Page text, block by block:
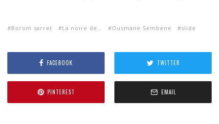
Borom sarret La noire de… Ousmane Sembene slide
FACEBOOK TWITTER
PINTEREST EMAIL